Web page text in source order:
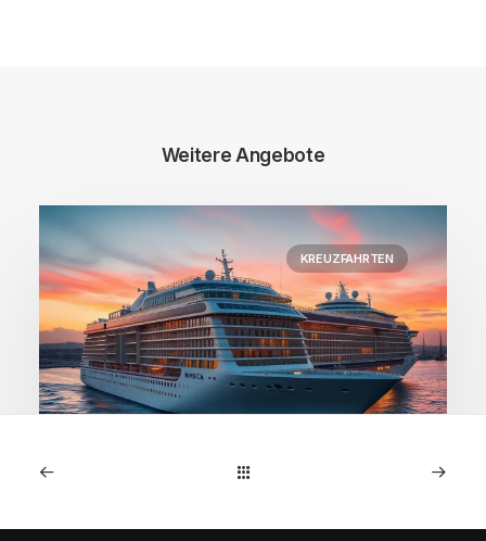
Weitere Angebote
KREUZFAHRTEN
1. Januar 2026